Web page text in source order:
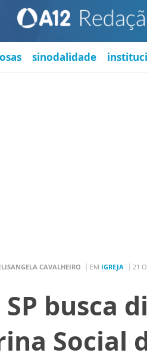
sinodalidade
CAVALHEIRO EM IGREJA 21
SP busca
Social